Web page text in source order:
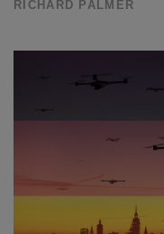
RICHARD PALMER